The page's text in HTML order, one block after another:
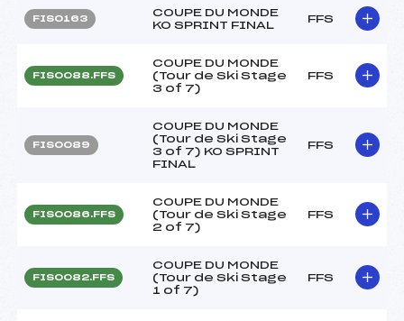
FIS0163
COUPE DU MONDE
KO SPRINT FINAL
FFS
FIS0088.FFS
COUPE DU MONDE
(Tour de Ski Stage
3 of 7)
FFS
FIS0089
COUPE DU MONDE
(Tour de Ski Stage
3 of 7) KO SPRINT
FINAL
FFS
FIS0086.FFS
COUPE DU MONDE
(Tour de Ski Stage
2 of 7)
FFS
FIS0082.FFS
COUPE DU MONDE
(Tour de Ski Stage
1 of 7)
FFS